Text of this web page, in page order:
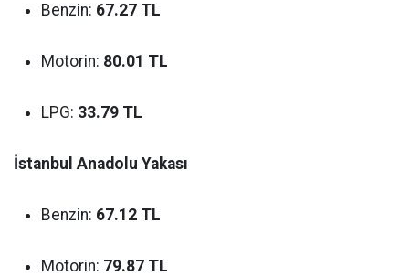
Benzin: 67.27 TL
Motorin: 80.01 TL
LPG: 33.79 TL
İstanbul Anadolu Yakası
Benzin: 67.12 TL
Motorin: 79.87 TL